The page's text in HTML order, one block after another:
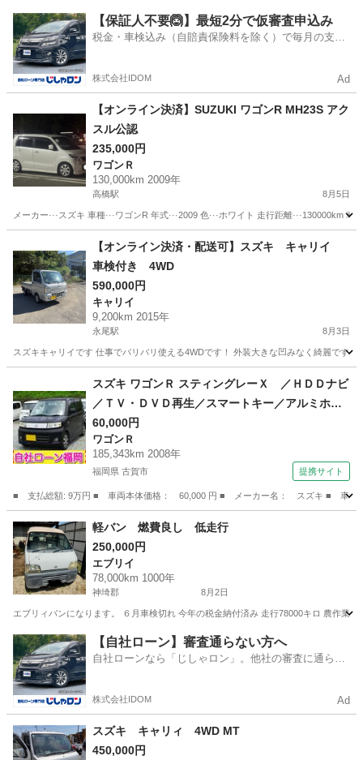
佐賀 三養基郡 キャリイ
【保証人不要🙆】最短2分で仮審査申込み
税金・車検込み（自賠責保険料を除く）で毎月の支払
株式会社IDOM Ad
【オンライン決済】SUZUKI ワゴンR MH23S アク
スル公認
235,000円
ワゴンＲ
130,000km 2009年
高橋駅 8月5日
メーカー···スズキ 車種···ワゴンR 年式···2009 色···ホワイト 走行距離
高橋駅 ワゴンＲ ワゴンR
【オンライン決済・配送可】スズキ キャリイ
車検付き 4WD
590,000円
キャリイ
9,200km 2015年
永尾駅 8月3日
スズキキャリイです 仕事でバリバリ使える4WDです！ 外装大きな凹みなく綺麗です
永尾駅 キャリイ
スズキ ワゴンＲ スティングレーＸ ／ＨＤＤナビ
／ＴＶ・ＤＶＤ再生／スマートキー／アルミホイ
ール／ＨＩＤライト／盗難防止／電格ミラー／タ
イミングチェーン （検9.6）
60,000円
ワゴンＲ
185,343km 2008年
福岡県 古賀市 提携サイト
■ 支払総額: 9万円 ■ 車両本体価格： 60,000 円 ■ メーカー名： スズキ ■ 車種名
福岡 古賀市 ワゴンＲ
軽バン 燃費良し 低走行
250,000円
エブリイ
78,000km 1000年
神埼郡 8月2日
エブリィバンになります。 ６月車検切れ 今年の税金納付済み 走行78000キロ 農作業
佐賀 神埼郡 エブリイ
【自社ローン】審査通らない方へ
自社ローンなら「じしゃロン」。他社の審査に通らな
株式会社IDOM Ad
スズキ キャリィ 4WD MT
450,000円